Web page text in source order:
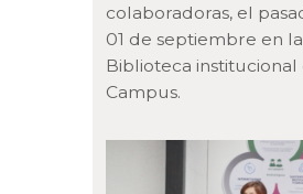
colaboradoras, el
01 de septiembre en la
Biblioteca institucional
Campus.